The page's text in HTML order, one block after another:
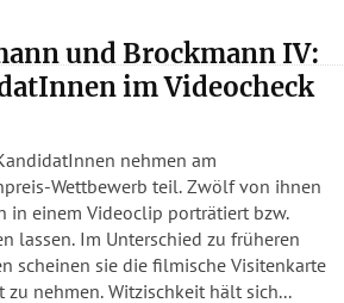
und Brockmann IV:
im Videocheck
nehmen am
Wettbewerb teil. Zwölf von ihnen
in einem Videoclip porträtiert bzw.
lassen. Im Unterschied zu früheren
scheinen sie die filmische Visitenkarte
zu nehmen. Witzischkeit hält sich...